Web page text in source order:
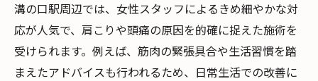
溝の口駅周辺では、女性スタッフによるきめ細やかな対
応が人気で、肩こりや頭痛の原因を的確に捉えた施術を
受けられます。例えば、筋肉の緊張具合や生活習慣を踏
まえたアドバイスも行われるため、日常生活での改善に